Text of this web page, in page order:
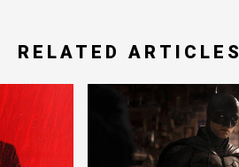
RELATED ARTICLES